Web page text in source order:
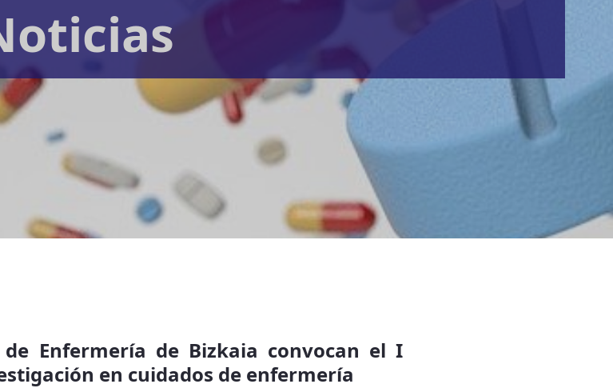
Enfermería de Bizkaia convocan el I
en cuidados de enfermería